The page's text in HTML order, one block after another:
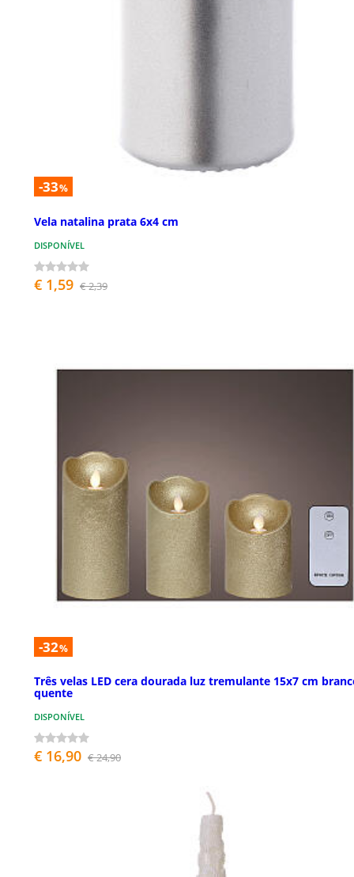
-33%
Vela natalina prata 6x4 cm
DISPONÍVEL
€ 1,59 € 2,39
-32%
Três velas LED cera dourada luz tremulante 15x7 cm
quente
DISPONÍVEL
€ 16,90 € 24,90